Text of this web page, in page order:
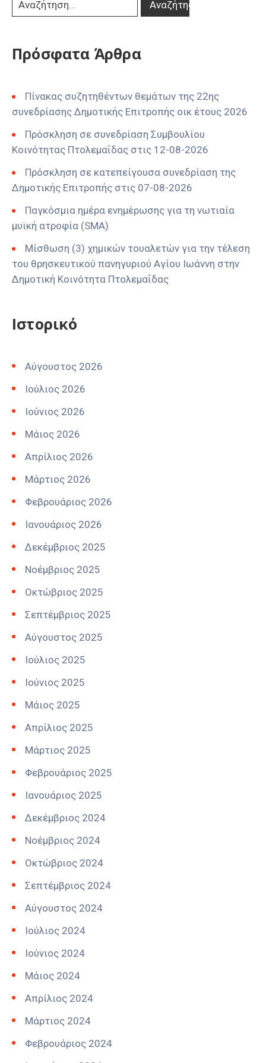
Πρόσφατα Άρθρα
Πίνακας συζητηθέντων θεμάτων της 22ης
συνεδρίασης Δημοτικής Επιτροπής οικ έτους 2026
Πρόσκληση σε συνεδρίαση Συμβουλίου
Κοινότητας Πτολεμαΐδας στις 12-08-2026
Πρόσκληση σε κατεπείγουσα συνεδρίαση της
Δημοτικής Επιτροπής στις 07-08-2026
Παγκόσμια ημέρα ενημέρωσης για τη νωτιαία
μυϊκή ατροφία (SMA)
Μίσθωση (3) χημικών τουαλετών για την τέλεση
του θρησκευτικού πανηγυριού Αγίου Ιωάννη στην
Δημοτική Κοινότητα Πτολεμαΐδας
Ιστορικό
Αύγουστος 2026
Ιούλιος 2026
Ιούνιος 2026
Μάιος 2026
Απρίλιος 2026
Μάρτιος 2026
Φεβρουάριος 2026
Ιανουάριος 2026
Δεκέμβριος 2025
Νοέμβριος 2025
Οκτώβριος 2025
Σεπτέμβριος 2025
Αύγουστος 2025
Ιούλιος 2025
Ιούνιος 2025
Μάιος 2025
Απρίλιος 2025
Μάρτιος 2025
Φεβρουάριος 2025
Ιανουάριος 2025
Δεκέμβριος 2024
Νοέμβριος 2024
Οκτώβριος 2024
Σεπτέμβριος 2024
Αύγουστος 2024
Ιούλιος 2024
Ιούνιος 2024
Μάιος 2024
Απρίλιος 2024
Μάρτιος 2024
Φεβρουάριος 2024